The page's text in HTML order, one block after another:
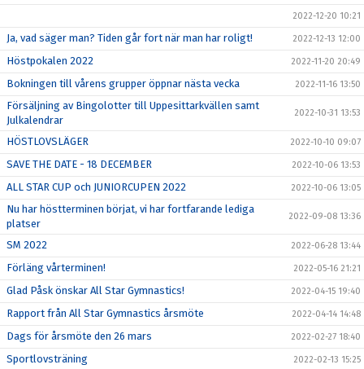
2022-12-20 10:21
Ja, vad säger man? Tiden går fort när man har roligt! 2022-12-13 12:00
Höstpokalen 2022 2022-11-20 20:49
Bokningen till vårens grupper öppnar nästa vecka 2022-11-16 13:50
Försäljning av Bingolotter till Uppesittarkvällen samt
Julkalendrar
2022-10-31 13:53
HÖSTLOVSLÄGER 2022-10-10 09:07
SAVE THE DATE - 18 DECEMBER 2022-10-06 13:53
ALL STAR CUP och JUNIORCUPEN 2022 2022-10-06 13:05
Nu har höstterminen börjat, vi har fortfarande lediga
platser
2022-09-08 13:36
SM 2022 2022-06-28 13:44
Förläng vårterminen! 2022-05-16 21:21
Glad Påsk önskar All Star Gymnastics! 2022-04-15 19:40
Rapport från All Star Gymnastics årsmöte 2022-04-14 14:48
Dags för årsmöte den 26 mars 2022-02-27 18:40
Sportlovsträning 2022-02-13 15:25